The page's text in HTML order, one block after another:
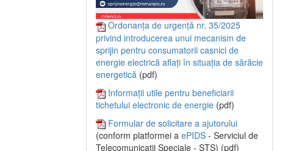
Ordonanța de urgență nr. 35/2025
privind introducerea unui mecanism de
sprijin pentru consumatorii casnici de
energie electrică aflați în situația de sărăcie
energetică (pdf)
Informații utile pentru beneficiarii
tichetului electronic de energie (pdf)
Formular de solicitare a ajutorului
(conform platformei a ePIDS - Serviciul de
Telecomunicații Speciale - STS) (pdf)